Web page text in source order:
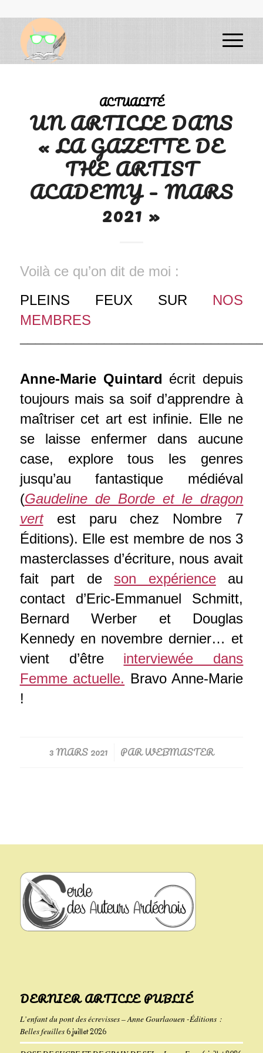
ACTUALITÉ
UN ARTICLE DANS
« LA GAZETTE DE
THE ARTIST
ACADEMY – MARS
2021 »
Voilà ce qu’on dit de moi :
PLEINS FEUX SUR NOS
MEMBRES
Anne-Marie Quintard écrit depuis
toujours mais sa soif d’apprendre à
maîtriser cet art est infinie. Elle ne
se laisse enfermer dans aucune
case, explore tous les genres
jusqu’au fantastique médiéval
(Gaudeline de Borde et le dragon
vertest paru chez Nombre 7
Éditions). Elle est membre de nos 3
masterclasses d’écriture, nous avait
fait part de son expérienceau
contact d’Eric-Emmanuel Schmitt,
Bernard Werber et Douglas
Kennedy en novembre dernier… et
vient d’être interviewée dans
Femme actuelle. Bravo Anne-Marie
!
3 MARS 2021
/ PARWEBMASTER
DERNIER ARTICLE PUBLIÉ
L’enfant du pont des écrevisses – Anne Gourlaouen -Éditions :
Belles feuilles 6 juillet 2026